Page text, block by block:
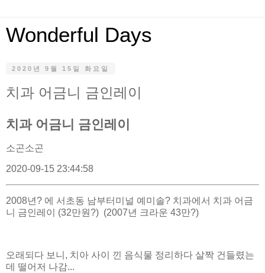
Wonderful Days
2020년 9월 15일 화요일
치과 어금니 금인레이
치과 어금니 금인레이
소곤소곤
2020-09-15 23:44:58
2008년? 에 서초동 남부터미널 예미솔? 치과에서 치과 어금
니 금인레이 (32만원?) (2007년 크라운 43만?)
오래되다 보니, 치아 사이 낀 음식물 정리하다 살짝 건들렸는
데 떨어저 나감...